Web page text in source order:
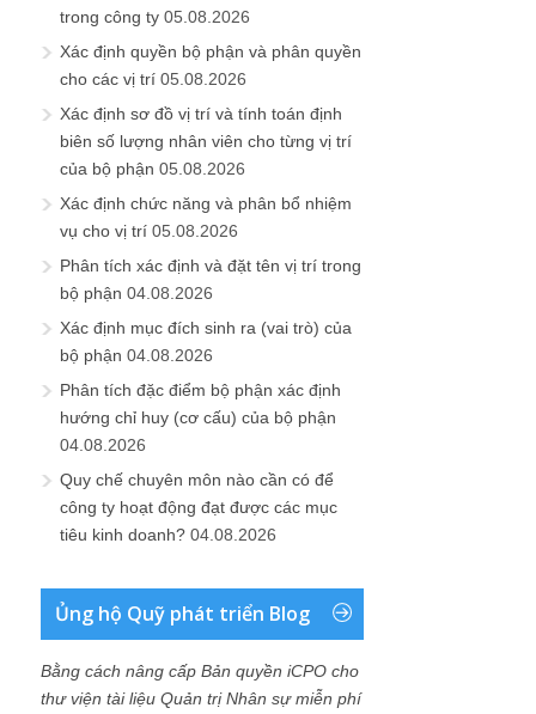
trong công ty 05.08.2026
Xác định quyền bộ phận và phân quyền
cho các vị trí 05.08.2026
Xác định sơ đồ vị trí và tính toán định
biên số lượng nhân viên cho từng vị trí
của bộ phận 05.08.2026
Xác định chức năng và phân bổ nhiệm
vụ cho vị trí 05.08.2026
Phân tích xác định và đặt tên vị trí trong
bộ phận 04.08.2026
Xác định mục đích sinh ra (vai trò) của
bộ phận 04.08.2026
Phân tích đặc điểm bộ phận xác định
hướng chỉ huy (cơ cấu) của bộ phận
04.08.2026
Quy chế chuyên môn nào cần có để
công ty hoạt động đạt được các mục
tiêu kinh doanh? 04.08.2026
Ủng hộ Quỹ phát triển Blog
Bằng cách nâng cấp Bản quyền iCPO cho
thư viện tài liệu Quản trị Nhân sự miễn phí